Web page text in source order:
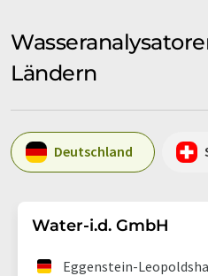
Ländern
Deutschland
Water-i.d. GmbH
Eggenstein-